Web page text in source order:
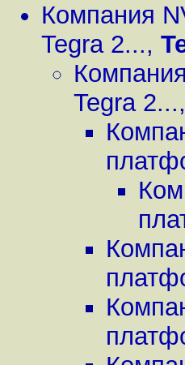
Компания
Tegra 2...,
Tegra 2...,